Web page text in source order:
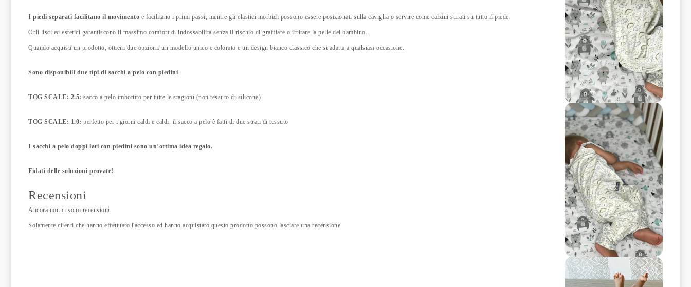
I piedi separati facilitano il movimento e facilitano i primi passi, mentre gli elastici morbidi possono essere posizionati sulla caviglia o servire come calzini stirati su tutto il piede.
Orli lisci ed estetici garantiscono il massimo comfort di indossabilità senza il rischio di graffiare o irritare la pelle del bambino.
Quando acquisti un prodotto, ottieni due opzioni: un modello unico e colorato e un design bianco classico che si adatta a qualsiasi occasione.
Sono disponibili due tipi di sacchi a pelo con piedini
TOG SCALE: 2.5: sacco a pelo imbottito per tutte le stagioni (non tessuto di silicone)
TOG SCALE: 1.0: perfetto per i giorni caldi e caldi, il sacco a pelo è fatti di due strati di tessuto
I sacchi a pelo doppi lati con piedini sono un’ottima idea regalo.
Fidati delle soluzioni provate!
Recensioni
Ancora non ci sono recensioni.
Solamente clienti che hanno effettuato l'accesso ed hanno acquistato questo prodotto possono lasciare una recensione.